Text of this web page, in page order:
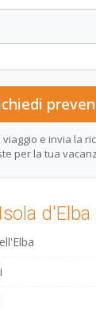
viaggio e invia la
per la tua
d'Elba